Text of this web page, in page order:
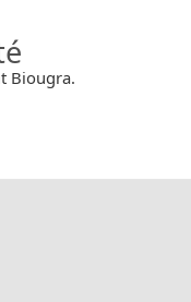
Biougra.